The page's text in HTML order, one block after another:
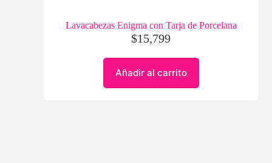
Lavacabezas Enigma con Tarja de Porcelana
$15,799
Añadir al carrito